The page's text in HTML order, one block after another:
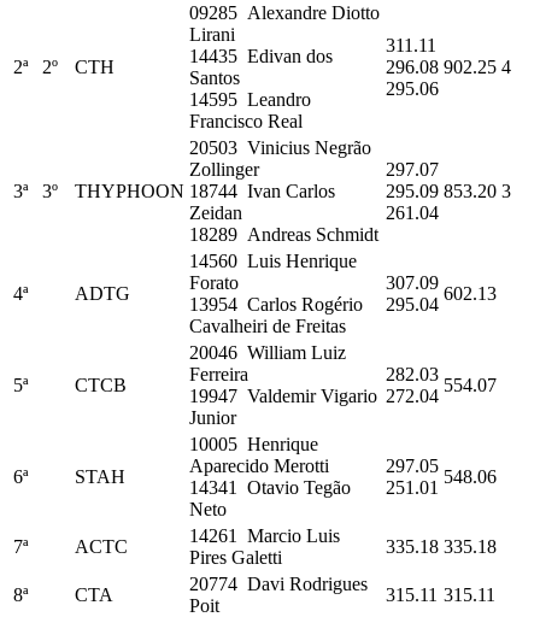
2ª 2º CTH
09285 Alexandre Diotto
Lirani
14435 Edivan dos
Santos
14595 Leandro
Francisco Real
311.11
296.08
295.06
902.25 4
3ª 3º THYPHOON
20503 Vinicius Negrão
Zollinger
18744 Ivan Carlos
Zeidan
18289 Andreas Schmidt
297.07
295.09
261.04
853.20 3
4ª ADTG
14560 Luis Henrique
Forato
13954 Carlos Rogério
Cavalheiri de Freitas
307.09
295.04
602.13
5ª CTCB
20046 William Luiz
Ferreira
19947 Valdemir Vigario
Junior
282.03
272.04
554.07
6ª STAH
10005 Henrique
Aparecido Merotti
14341 Otavio Tegão
Neto
297.05
251.01
548.06
7ª ACTC
14261 Marcio Luis
Pires Galetti
335.18 335.18
8ª CTA
20774 Davi Rodrigues
Poit
315.11 315.11